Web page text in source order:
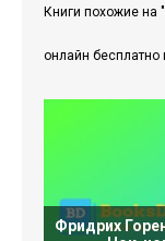
Книги похожие на
онлайн бесплатно
Фридрих